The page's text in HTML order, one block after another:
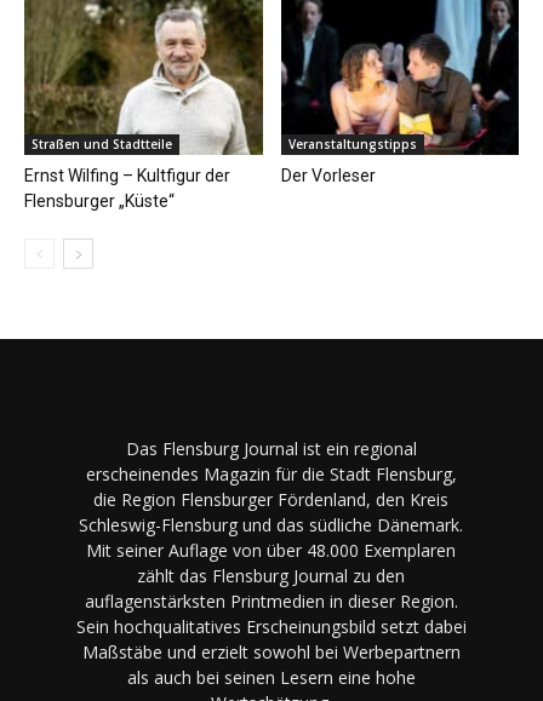
Straßen und Stadtteile
Ernst Wilfing – Kultfigur der
Flensburger „Küste“
Veranstaltungstipps
Der Vorleser
Das Flensburg Journal ist ein regional
erscheinendes Magazin für die Stadt Flensburg,
die Region Flensburger Fördenland, den Kreis
Schleswig-Flensburg und das südliche Dänemark.
Mit seiner Auflage von über 48.000 Exemplaren
zählt das Flensburg Journal zu den
auflagenstärksten Printmedien in dieser Region.
Sein hochqualitatives Erscheinungsbild setzt dabei
Maßstäbe und erzielt sowohl bei Werbepartnern
als auch bei seinen Lesern eine hohe